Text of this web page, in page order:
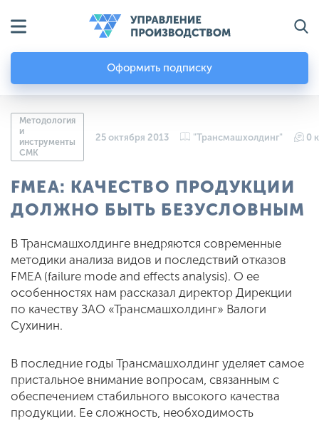
Оформить подписку
Методология
и
инструменты
СМК
25 октября 2013 "Трансмашхолдинг" 0
FMEA: КАЧЕСТВО ПРОДУКЦИИ
ДОЛЖНО БЫТЬ БЕЗУСЛОВНЫМ
В Трансмашхолдинге внедряются современные
методики анализа видов и последствий отказов
FMEA (failure mode and effects analysis). О ее
особенностях нам рассказал директор Дирекции
по качеству ЗАО «Трансмашхолдинг» Валоги
Сухинин.
В последние годы Трансмашхолдинг уделяет самое
пристальное внимание вопросам, связанным с
обеспечением стабильного высокого качества
продукции. Ее сложность, необходимость